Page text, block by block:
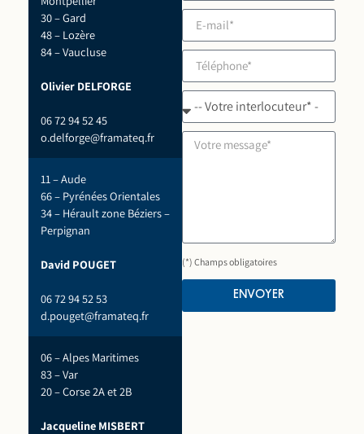
30 – Gard
48 – Lozère
84 – Vaucluse
Olivier DELFORGE
06 72 94 52 45
o.delforge@framateq.fr
11 – Aude
66 – Pyrénées Orientales
34 – Hérault zone Béziers –
Perpignan
David POUGET
06 72 94 52 53
d.pouget@framateq.fr
06 – Alpes Maritimes
83 – Var
20 – Corse 2A et 2B
Jacqueline MISBERT
(*) Champs obligatoires
ENVOYER